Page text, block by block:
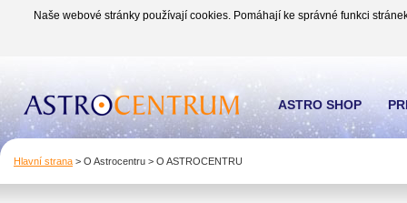
Naše webové stránky používají cookies. Pomáhají ke správné funkci
Hlavní strana > O Astrocentru > O ASTROCENTRU
ASTRO SHOP